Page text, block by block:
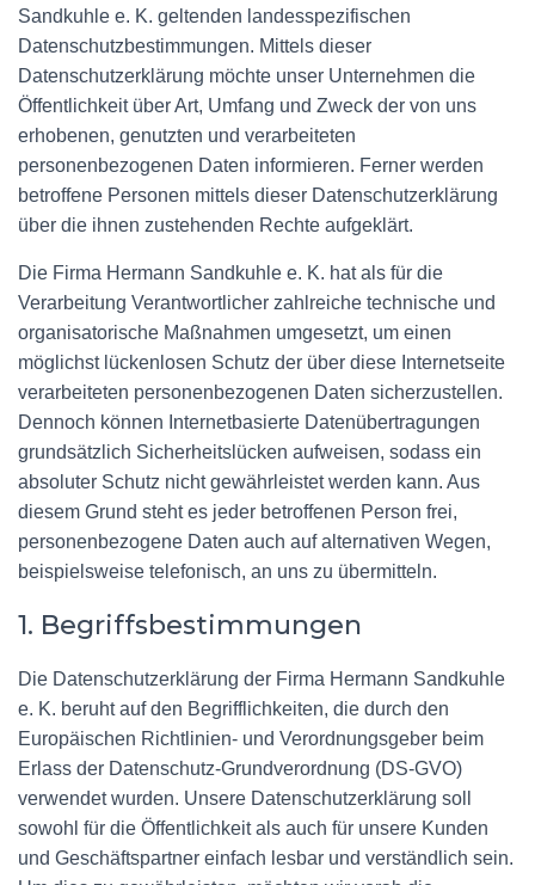
Sandkuhle e. K. geltenden landesspezifischen
Datenschutzbestimmungen. Mittels dieser
Datenschutzerklärung möchte unser Unternehmen die
Öffentlichkeit über Art, Umfang und Zweck der von uns
erhobenen, genutzten und verarbeiteten
personenbezogenen Daten informieren. Ferner werden
betroffene Personen mittels dieser Datenschutzerklärung
über die ihnen zustehenden Rechte aufgeklärt.
Die Firma Hermann Sandkuhle e. K. hat als für die
Verarbeitung Verantwortlicher zahlreiche technische und
organisatorische Maßnahmen umgesetzt, um einen
möglichst lückenlosen Schutz der über diese Internetseite
verarbeiteten personenbezogenen Daten sicherzustellen.
Dennoch können Internetbasierte Datenübertragungen
grundsätzlich Sicherheitslücken aufweisen, sodass ein
absoluter Schutz nicht gewährleistet werden kann. Aus
diesem Grund steht es jeder betroffenen Person frei,
personenbezogene Daten auch auf alternativen Wegen,
beispielsweise telefonisch, an uns zu übermitteln.
1. Begriffsbestimmungen
Die Datenschutzerklärung der Firma Hermann Sandkuhle
e. K. beruht auf den Begrifflichkeiten, die durch den
Europäischen Richtlinien- und Verordnungsgeber beim
Erlass der Datenschutz-Grundverordnung (DS-GVO)
verwendet wurden. Unsere Datenschutzerklärung soll
sowohl für die Öffentlichkeit als auch für unsere Kunden
und Geschäftspartner einfach lesbar und verständlich sein.